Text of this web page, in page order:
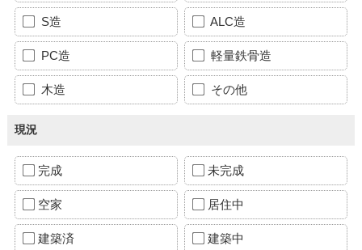
S造 ALC造
PC造 軽量鉄骨造
木造 その他
現況
完成 未完成
空家 居住中
建築済 建築中